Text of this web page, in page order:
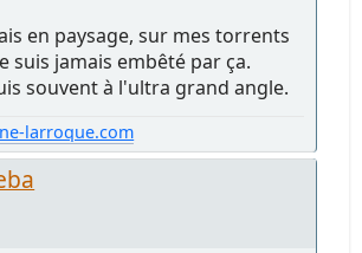
en paysage, sur mes torrents
suis jamais embêté par ça.
souvent à l'ultra grand angle.
larroque.com